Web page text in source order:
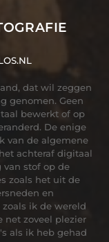
dat wil zeggen
genomen. Geen
bewerkt of op
De enige
van de algemene
achteraf digitaal
van stof op de
zoals het uit de
en
ik de wereld
net zoveel plezier
als ik heb gehad